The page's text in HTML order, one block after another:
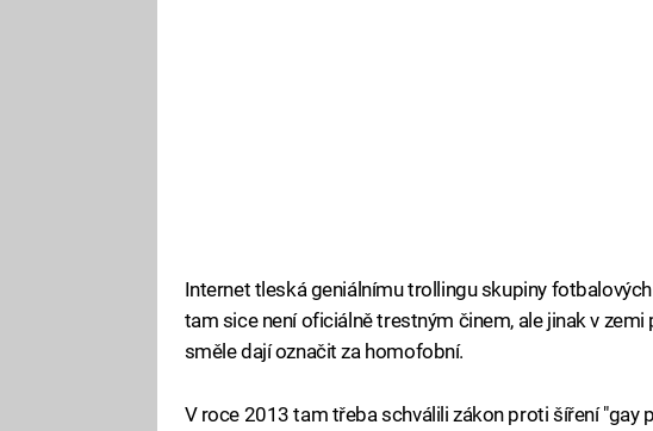
Internet tleská geniálnímu trollingu skupiny
tam sice není oficiálně trestným činem, ale jinak v
směle dají označit za homofobní.
V roce 2013 tam třeba schválili zákon proti šíření "gay